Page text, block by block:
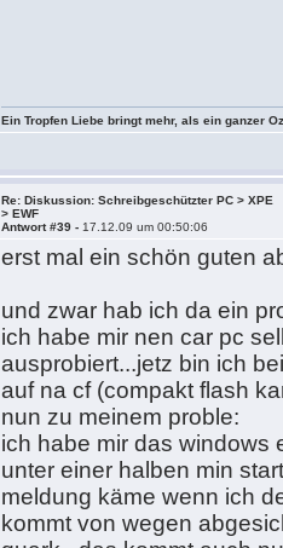
Ein Tropfen Liebe bringt mehr, als ein ganzer
Re: Diskussion: Schreibgeschützter PC > XPE
> EWF
Antwort #39 - 17.12.09 um 00:50:06
erst mal ein schön guten
und zwar hab ich da ein
ich habe mir nen car pc
ausprobiert...jetz bin ich
auf na cf (compakt flash
nun zu meinem proble:
ich habe mir das windows
unter einer halben min
meldung käme wenn ich
kommt von wegen